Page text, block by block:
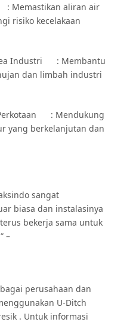
aliran air
risiko kecelakaan
Industri : Membantu
dan limbah industri
: Mendukung
yang berkelanjutan dan
sangat
biasa dan instalasinya
bekerja sama untuk
–
perusahaan dan
U-Ditch
. Untuk informasi